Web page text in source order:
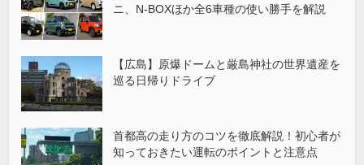
ニ、N-BOXほか全6車種の使い勝手を解説
【広島】原爆ドームと厳島神社の世界遺産を
巡る日帰りドライブ
首都高の走り方のコツを徹底解説！初心者が
知っておきたい運転のポイントと注意点